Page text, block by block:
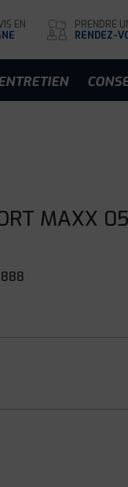
EN
PRENDRE
RENDEZ-
MAXX